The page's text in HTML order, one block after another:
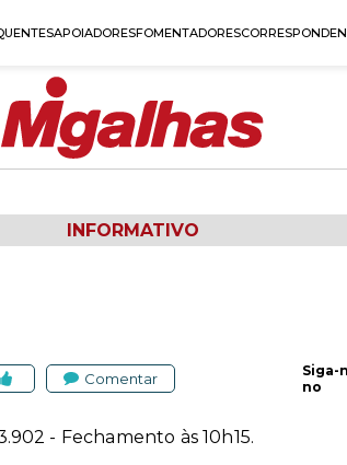
APOIADORESFOMENTADORES
INFORMATIVO
Comentar
Siga-
no
- Fechamento às 10h15.